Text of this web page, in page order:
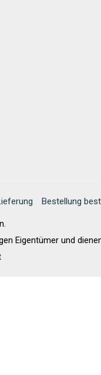
Bestellung
Eigentümer und